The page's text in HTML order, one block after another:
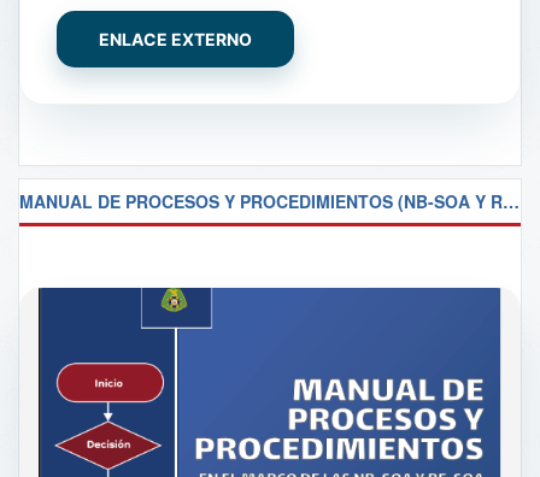
ENLACE EXTERNO
MANUAL DE PROCESOS Y PROCEDIMIENTOS (NB-SOA Y RE-SOA)